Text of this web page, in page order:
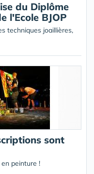
du Diplôme
l'Ecole BJOP
techniques joaillières,
sont
en peinture !